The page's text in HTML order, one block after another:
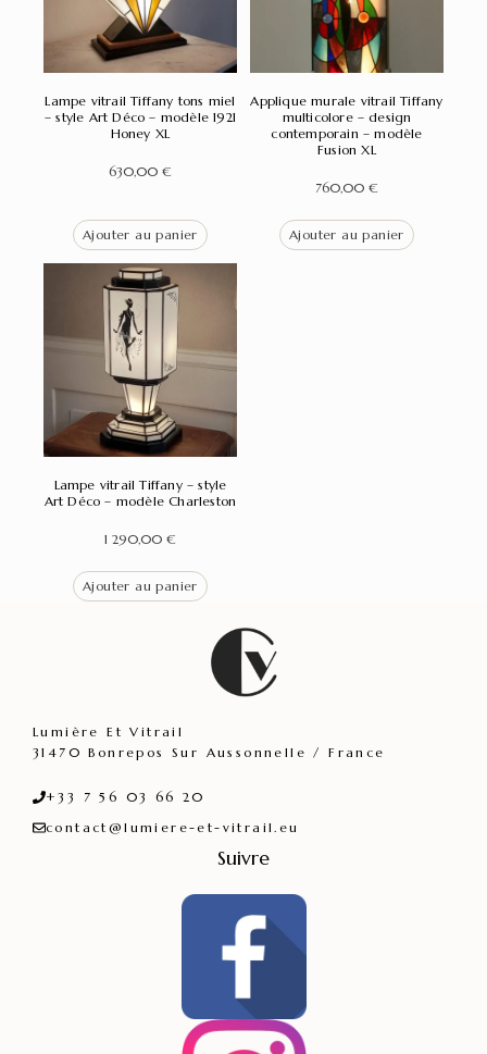
Lampe vitrail Tiffany tons miel
– style Art Déco – modèle 1921
Honey XL
630,00 €
Ajouter au panier
Applique murale vitrail Tiffany
multicolore – design
contemporain – modèle
Fusion XL
760,00 €
Ajouter au panier
Lampe vitrail Tiffany – style
Art Déco – modèle Charleston
1 290,00 €
Ajouter au panier
Lumière Et Vitrail
31470 Bonrepos Sur Aussonnelle / France
+33 7 56 03 66 20
contact@lumiere-et-vitrail.eu
Suivre